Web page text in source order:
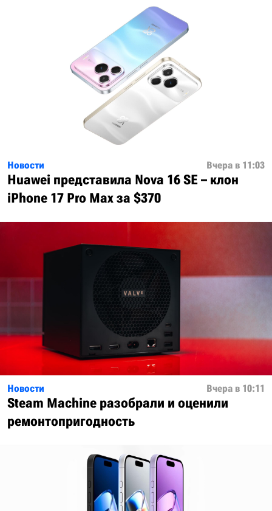
Новости Вчера в 11:03
Huawei представила Nova 16 SE – клон
iPhone 17 Pro Max за $370
Новости Вчера в 10:11
Steam Machine разобрали и оценили
ремонтопригодность